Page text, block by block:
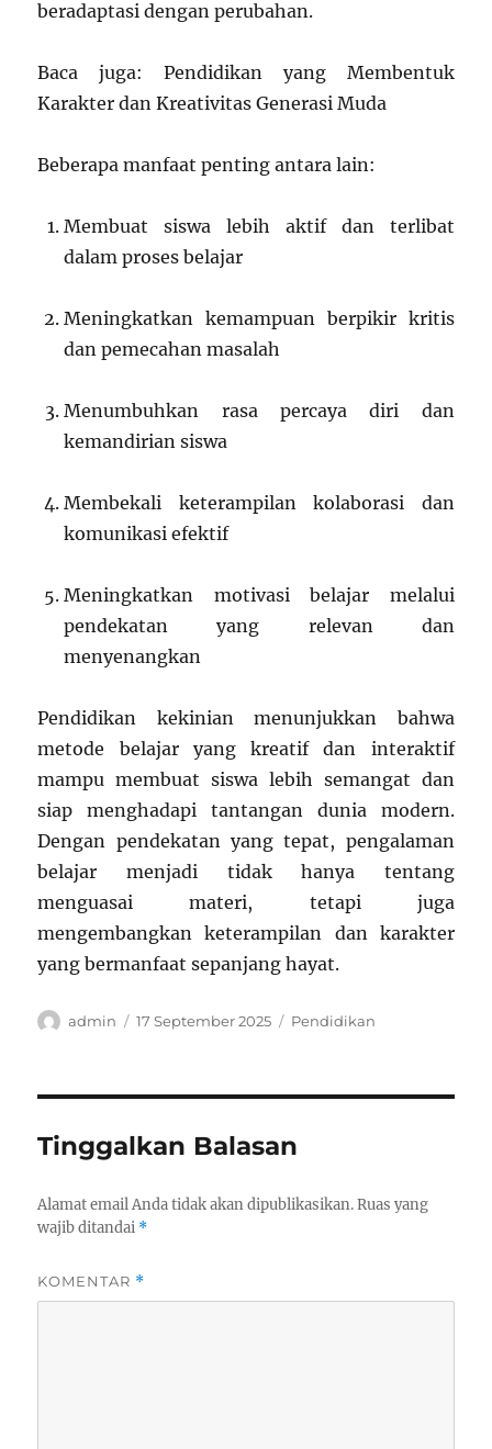
beradaptasi dengan perubahan.
Baca juga: Pendidikan yang Membentuk
Karakter dan Kreativitas Generasi Muda
Beberapa manfaat penting antara lain:
Membuat siswa lebih aktif dan terlibat
dalam proses belajar
Meningkatkan kemampuan berpikir kritis
dan pemecahan masalah
Menumbuhkan rasa percaya diri dan
kemandirian siswa
Membekali keterampilan kolaborasi dan
komunikasi efektif
Meningkatkan motivasi belajar melalui
pendekatan yang relevan dan
menyenangkan
Pendidikan kekinian menunjukkan bahwa
metode belajar yang kreatif dan interaktif
mampu membuat siswa lebih semangat dan
siap menghadapi tantangan dunia modern.
Dengan pendekatan yang tepat, pengalaman
belajar menjadi tidak hanya tentang
menguasai materi, tetapi juga
mengembangkan keterampilan dan karakter
yang bermanfaat sepanjang hayat.
Author
admin
Posted
17 September 2025 Categories
Pendidikan
Tinggalkan Balasan
Alamat email Anda tidak akan dipublikasikan. Ruas yang
wajib ditandai *
KOMENTAR *